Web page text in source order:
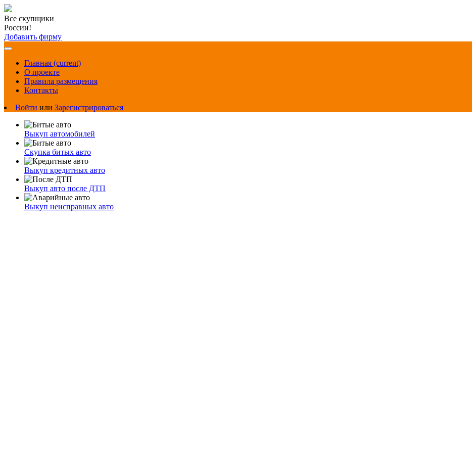
Все скупщики
России!
Добавить фирму
Главная (current)
О проекте
Правила размещения
Контакты
Войти или Зарегистрироваться
Выкуп автомобилей
Скупка битых авто
Выкуп кредитных авто
Выкуп авто после ДТП
Выкуп неисправных авто